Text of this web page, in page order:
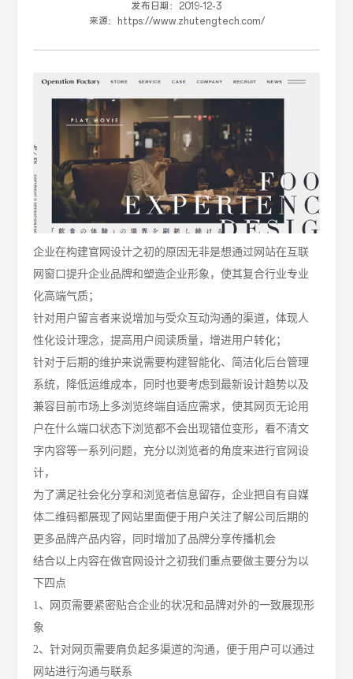
发布日期： 2019-12-3
来源：
https://www.zhutengtech.com/
企业在构建官网设计之初的原因无非是想通过网站在互联
网窗口提升企业品牌和塑造企业形象，使其复合行业专业
化高端气质；
针对用户留言者来说增加与受众互动沟通的渠道，体现人
性化设计理念，提高用户阅读质量，增进用户转化；
针对于后期的维护来说需要构建智能化、简洁化后台管理
系统，降低运维成本，同时也要考虑到最新设计趋势以及
兼容目前市场上多浏览终端自适应需求，使其网页无论用
户在什么端口状态下浏览都不会出现错位变形，看不清文
字内容等一系列问题，充分以浏览者的角度来进行官网设
计，
为了满足社会化分享和浏览者信息留存，企业把自有自媒
体二维码都展现了网站里面便于用户关注了解公司后期的
更多品牌产品内容，同时增加了品牌分享传播机会
结合以上内容在做官网设计之初我们重点要做主要分为以
下四点
1、
网页需要紧密贴合企业的状况和品牌对外的一致展现形
象
2、针对网页需要肩负起多渠道的沟通，便于用户可以通过
网站进行沟通与联系